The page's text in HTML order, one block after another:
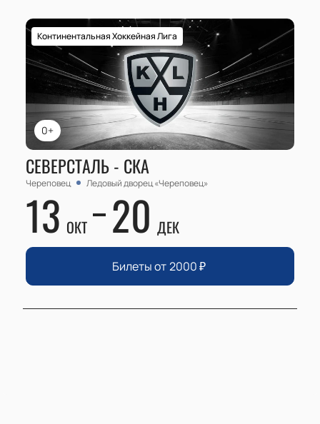
0+
Континентальная Хоккейная Лига
СЕВЕРСТАЛЬ - СКА
Череповец Ледовый дворец «Череповец»
13 ОКТ 20 ДЕК
Билеты от 2000₽